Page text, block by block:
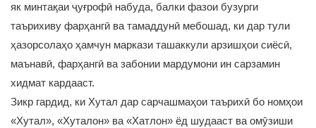
як минтақаи ҷуғрофӣ набуда, балки фазои бузурги
таърихиву фарҳангӣ ва тамаддунӣ мебошад, ки дар тули
ҳазорсолаҳо ҳамчун маркази ташаккули арзишҳои сиёсӣ,
маънавӣ, фарҳангӣ ва забонии мардумони ин сарзамин
хидмат кардааст.
Зикр гардид, ки Хутал дар сарчашмаҳои таърихӣ бо номҳои
«Хутал», «Хуталон» ва «Хатлон» ёд шудааст ва омӯзиши